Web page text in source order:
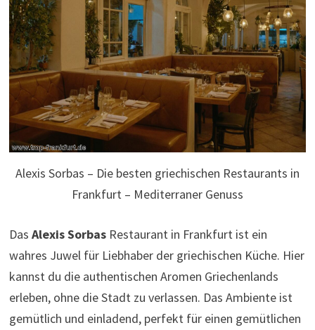
Alexis Sorbas – Die besten griechischen Restaurants in
Frankfurt – Mediterraner Genuss
Das Alexis SorbasRestaurant in Frankfurt ist ein
wahres Juwel für Liebhaber der griechischen Küche. Hier
kannst du die authentischen Aromen Griechenlands
erleben, ohne die Stadt zu verlassen. Das Ambiente ist
gemütlich und einladend, perfekt für einen gemütlichen